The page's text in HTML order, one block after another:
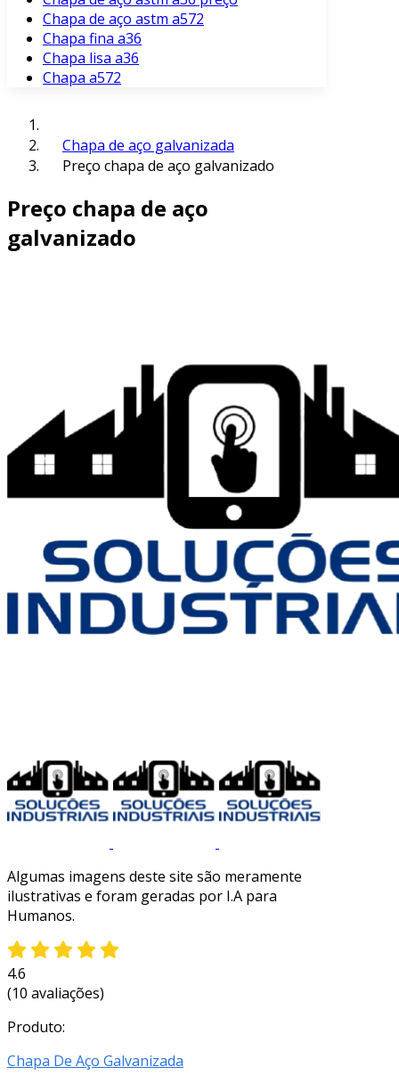
Chapa de aço astm a572
Chapa fina a36
Chapa lisa a36
Chapa a572
Chapa de aço galvanizada
Preço chapa de aço galvanizado
Preço chapa de aço
galvanizado
Algumas imagens deste site são meramente
ilustrativas e foram geradas por I.A para
Humanos.
4.6
(10 avaliações)
Produto:
Chapa De Aço Galvanizada